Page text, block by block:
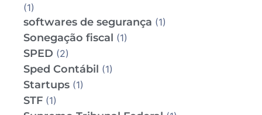
(1)
softwares de segurança (1)
Sonegação fiscal (1)
SPED (2)
Sped Contábil (1)
Startups (1)
STF (1)